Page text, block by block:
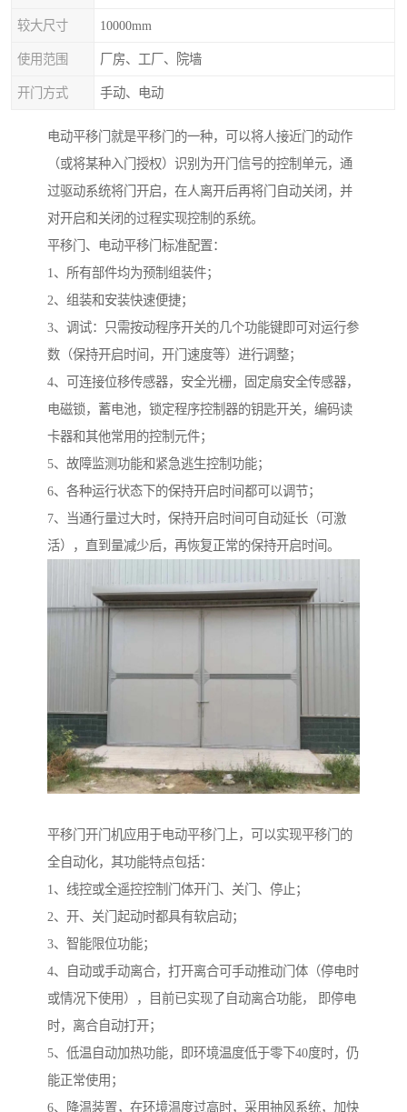
较大尺寸 10000mm
使用范围 厂房、工厂、院墙
开门方式 手动、电动
电动平移门就是平移门的一种，可以将人接近门的动作
（或将某种入门授权）识别为开门信号的控制单元，通
过驱动系统将门开启，在人离开后再将门自动关闭，并
对开启和关闭的过程实现控制的系统。
平移门、电动平移门标准配置：
1、所有部件均为预制组装件；
2、组装和安装快速便捷；
3、调试：只需按动程序开关的几个功能键即可对运行参
数（保持开启时间，开门速度等）进行调整；
4、可连接位移传感器，安全光栅，固定扇安全传感器，
电磁锁，蓄电池，锁定程序控制器的钥匙开关，编码读
卡器和其他常用的控制元件；
5、故障监测功能和紧急逃生控制功能；
6、各种运行状态下的保持开启时间都可以调节；
7、当通行量过大时，保持开启时间可自动延长（可激
活），直到量减少后，再恢复正常的保持开启时间。
平移门开门机应用于电动平移门上，可以实现平移门的
全自动化，其功能特点包括：
1、线控或全遥控控制门体开门、关门、停止；
2、开、关门起动时都具有软启动；
3、智能限位功能；
4、自动或手动离合，打开离合可手动推动门体（停电时
或情况下使用），目前已实现了自动离合功能， 即停电
时，离合自动打开；
5、低温自动加热功能，即环境温度低于零下40度时，仍
能正常使用；
6、降温装置，在环境温度过高时，采用抽风系统，加快